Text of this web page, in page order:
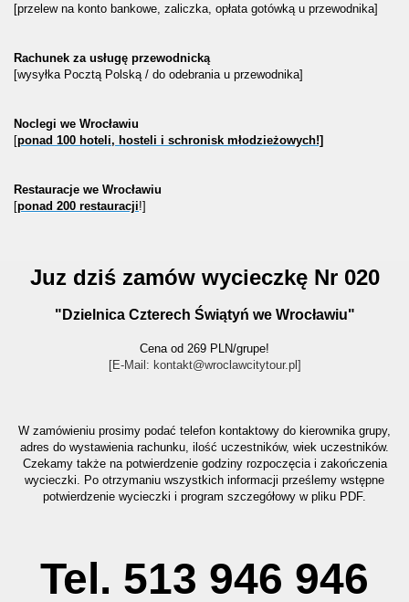
[przelew na konto bankowe, zaliczka, opłata gotówką u przewodnika]
Rachunek za usługę przewodnicką
[wysyłka Pocztą Polską / do odebrania u przewodnika]
Noclegi we Wrocławiu
[ponad 100 hoteli, hosteli i schronisk młodzieżowych!]
Restauracje we Wrocławiu
[ponad 200 restauracji!]
Juz dziś zamów wycieczkę Nr 020
"Dzielnica Czterech Świątyń we Wrocławiu"
Cena od 269 PLN/grupe!
[E-Mail: kontakt@wroclawcitytour.pl ]
W zamówieniu prosimy podać telefon kontaktowy do kierownika grupy,
adres do wystawienia rachunku, ilość uczestników, wiek uczestników.
Czekamy także na potwierdzenie godziny rozpoczęcia i zakończenia
wycieczki. Po otrzymaniu wszystkich informacji prześlemy wstępne
potwierdzenie wycieczki i program szczegółowy w pliku PDF.
Tel. 513 946 946